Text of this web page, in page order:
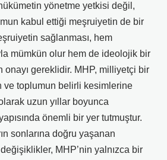
yönetme yetkisi değil,
kabul ettiği meşruiyetin de bir
sağlanması, hem
mümkün olur hem de ideolojik bir
onayı gereklidir. MHP, milliyetçi bir
ve toplumun belirli kesimlerine
uzun yıllar boyunca
önemli bir yer tutmuştur.
sonlarına doğru yaşanan
MHP’nin yalnızca bir